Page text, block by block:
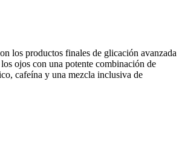
los productos finales de glicación avanzada
ojos con una potente combinación de
cafeína y una mezcla inclusiva de